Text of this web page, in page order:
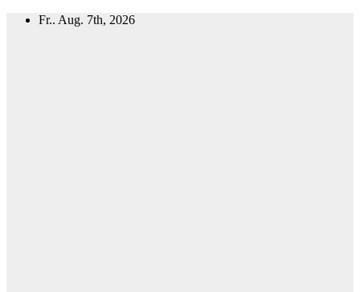
Zum
Fr.. Aug. 7th, 2026